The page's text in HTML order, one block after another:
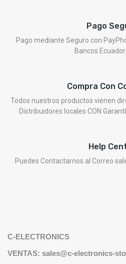
Pago
Pago mediante Seguro con
Bancos
Compra Con
Todos nuestros productos vienen
Distribuidores locales CON
Help
Puedes Contactarnos al Correo
C-ELECTRONICS
VENTAS: sales@c-electronics-